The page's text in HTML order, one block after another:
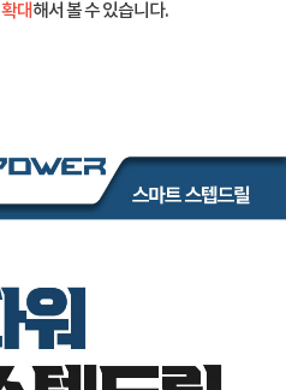
확대해서 볼 수 있습니다.